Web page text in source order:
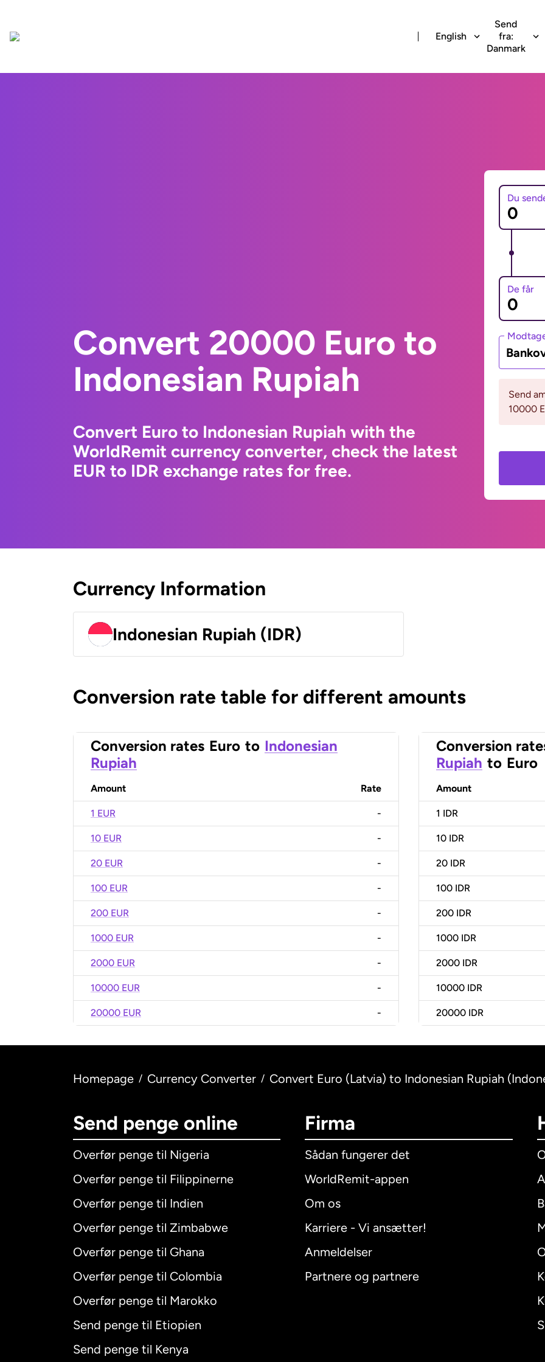
English
Send
fra:
Danmark
Convert 20000 Euro to
Indonesian Rupiah
Convert Euro to Indonesian Rupiah with the
WorldRemit currency converter, check the latest
EUR to IDR exchange rates for free.
Du
De får
Send
10000
Currency Information
Indonesian Rupiah (IDR)
Conversion rate table for different amounts
Conversion rates Euro to Indonesian
Rupiah
Amount Rate
1 EUR -
10 EUR -
20 EUR -
100 EUR -
200 EUR -
1000 EUR -
2000 EUR -
10000 EUR -
20000 EUR -
Conversion
Rupiah to Euro
Amount
1 IDR
10 IDR
20 IDR
100 IDR
200 IDR
1000 IDR
2000 IDR
10000 IDR
20000 IDR
Homepage / Currency Converter / Convert Euro (Latvia) to Indonesian Rupiah
Send penge online
Overfør penge til Nigeria
Overfør penge til Filippinerne
Overfør penge til Indien
Overfør penge til Zimbabwe
Overfør penge til Ghana
Overfør penge til Colombia
Overfør penge til Marokko
Send penge til Etiopien
Send penge til Kenya
Firma
Sådan fungerer det
WorldRemit-appen
Om os
Karriere - Vi ansætter!
Anmeldelser
Partnere og partnere